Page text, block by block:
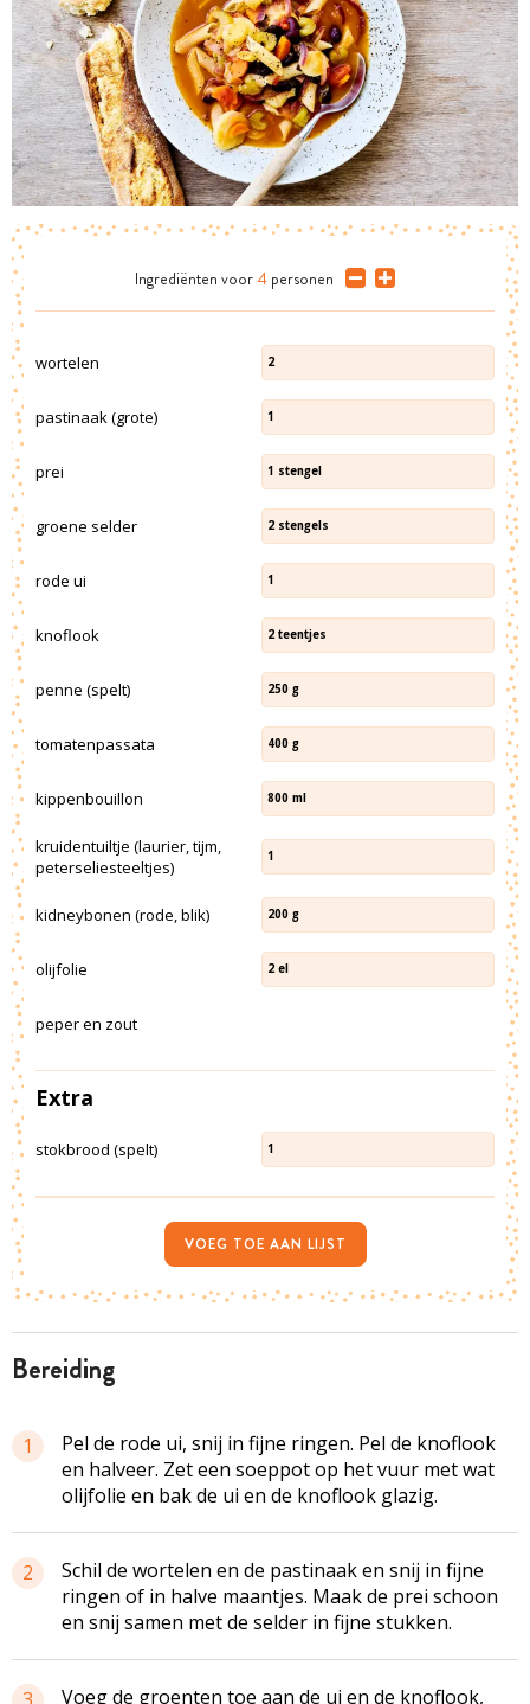
bereiding
1
Pel de rode ui, snij in fijne ringen. Pel de knoflook
en halveer. Zet een soeppot op het vuur met wat
olijfolie en bak de ui en de knoflook glazig.
2
Schil de wortelen en de pastinaak en snij in fijne
ringen of in halve maantjes. Maak de prei schoon
en snij samen met de selder in fijne stukken.
3 Voeg de groenten toe aan de ui en de knoflook,
Ingrediënten voor 4 personen
wortelen 2
pastinaak (grote) 1
prei 1 stengel
groene selder 2 stengels
rode ui 1
knoflook 2 teentjes
penne (spelt) 250 g
tomatenpassata 400 g
kippenbouillon 800 ml
kruidentuiltje (laurier, tijm,
peterseliesteeltjes)
1
kidneybonen (rode, blik) 200 g
olijfolie 2 el
peper en zout
Extra
stokbrood (spelt) 1
VOEG TOE AAN LIJST